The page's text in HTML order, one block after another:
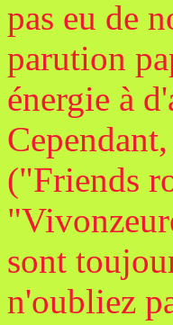
pas eu de
parution
énergie à
("Friends
sont
n'oubliez